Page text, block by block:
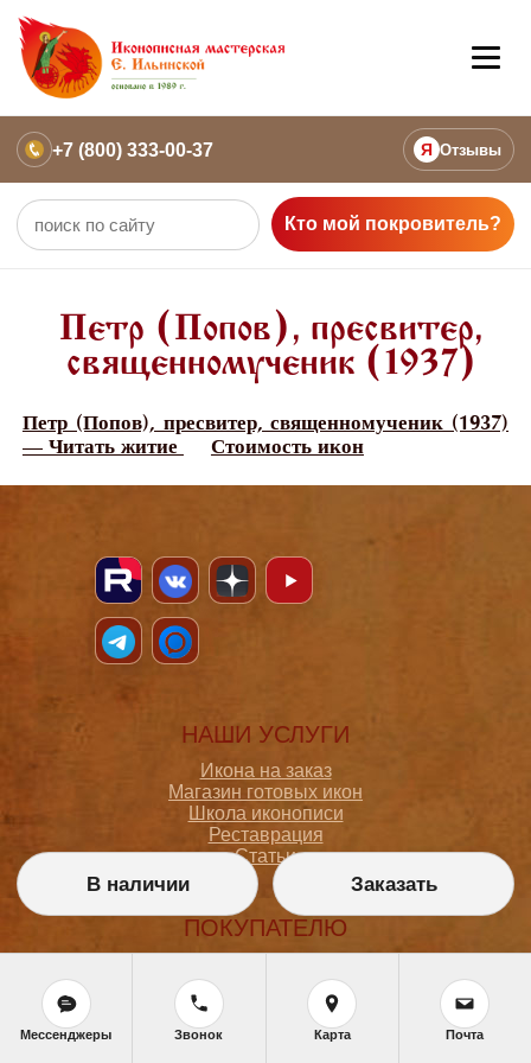
+7 (800) 333-00-37 Я Отзывы
Кто мой покровитель?
Петр (Попов), пресвитер,
священномученик (1937)
Петр (Попов), пресвитер, священномученик (1937)
— Читать житие
Стоимость икон
НАШИ УСЛУГИ
Икона на заказ
Магазин готовых икон
Школа иконописи
Реставрация
Статьи
ПОКУПАТЕЛЮ
Как сделать заказ
Доставка и оплата
Политика конфиденциальности
В наличии Заказать
Мессенджеры Звонок Карта Почта